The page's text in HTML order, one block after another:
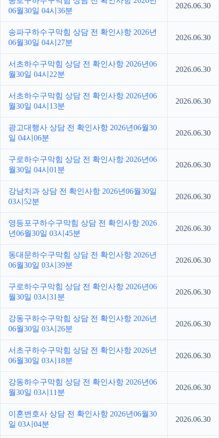
06월30일 04시36분
2026.06.30
송파구하수구막힘 상담 전 확인사항 2026년
06월30일 04시27분
2026.06.30
서초하수구막힘 상담 전 확인사항 2026년06
월30일 04시22분
2026.06.30
서초하수구막힘 상담 전 확인사항 2026년06
월30일 04시13분
2026.06.30
광고대행사 상담 전 확인사항 2026년06월30
일 04시06분
2026.06.30
구로하수구막힘 상담 전 확인사항 2026년06
월30일 04시01분
2026.06.30
강남치과 상담 전 확인사항 2026년06월30일
03시52분
2026.06.30
영등포구하수구막힘 상담 전 확인사항 2026
년06월30일 03시45분
2026.06.30
동대문하수구막힘 상담 전 확인사항 2026년
06월30일 03시39분
2026.06.30
구로하수구막힘 상담 전 확인사항 2026년06
월30일 03시31분
2026.06.30
강동구하수구막힘 상담 전 확인사항 2026년
06월30일 03시26분
2026.06.30
서초구하수구막힘 상담 전 확인사항 2026년
06월30일 03시18분
2026.06.30
강동하수구막힘 상담 전 확인사항 2026년06
월30일 03시11분
2026.06.30
이혼변호사 상담 전 확인사항 2026년06월30
일 03시04분
2026.06.30